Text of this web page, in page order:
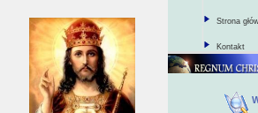
Strona
Kontakt